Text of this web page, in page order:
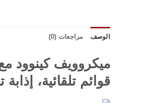
الوصف مراجعات (0)
ميكروويف كينوود
قوائم تلقائية،